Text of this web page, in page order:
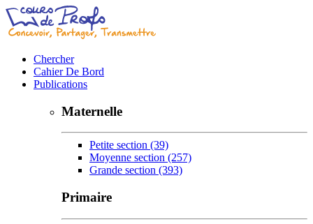
Chercher
Cahier De Bord
Publications
Maternelle
Petite section (39)
Moyenne section (257)
Grande section (393)
Primaire